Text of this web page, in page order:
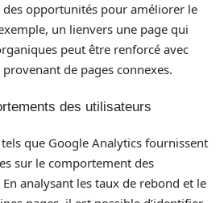
des opportunités pour améliorer le
un lienvers une page qui
peut être renforcé avec
de pages connexes.
des utilisateurs
que Google Analytics fournissent
sur le comportement des
analysant les taux de rebond et le